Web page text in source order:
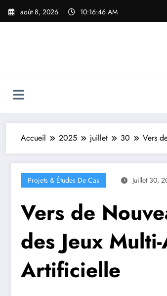
Aller
août 8, 2026 10:16:48 AM
Accueil 2025 juillet 30 Vers
Projets & Études De Cas Juillet 30,
Vers de
des Jeux
Artificielle